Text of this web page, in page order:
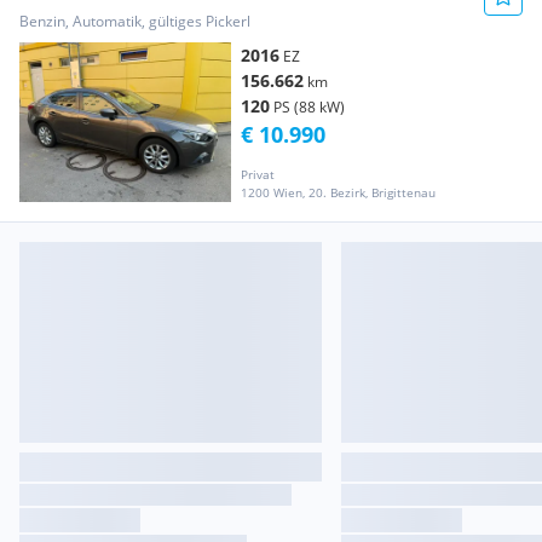
Benzin, Automatik, gültiges Pickerl
2016 EZ
156.662 km
120 PS (88 kW)
Privat
1200 Wien, 20. Bezirk, Brigittenau
€ 10.990